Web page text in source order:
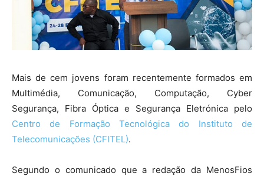
Mais de cem jovens foram recentemente formados em
Multimédia, Comunicação, Computação, Cyber
Segurança, Fibra Óptica e Segurança Eletrónica pelo
Centro de Formação Tecnológica do Instituto de
Telecomunicações (CFITEL).
Segundo o comunicado que a redação da MenosFios